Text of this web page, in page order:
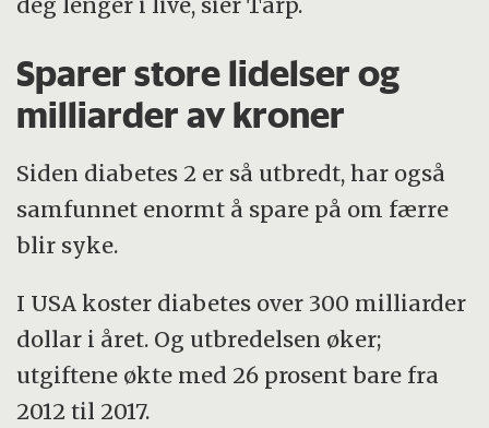
Sparer store lidelser og
milliarder av kroner
Siden diabetes 2 er så utbredt, har også
samfunnet enormt å spare på om færre
blir syke.
I USA koster diabetes over 300 milliarder
dollar i året. Og utbredelsen øker;
utgiftene økte med 26 prosent bare fra
2012 til 2017.